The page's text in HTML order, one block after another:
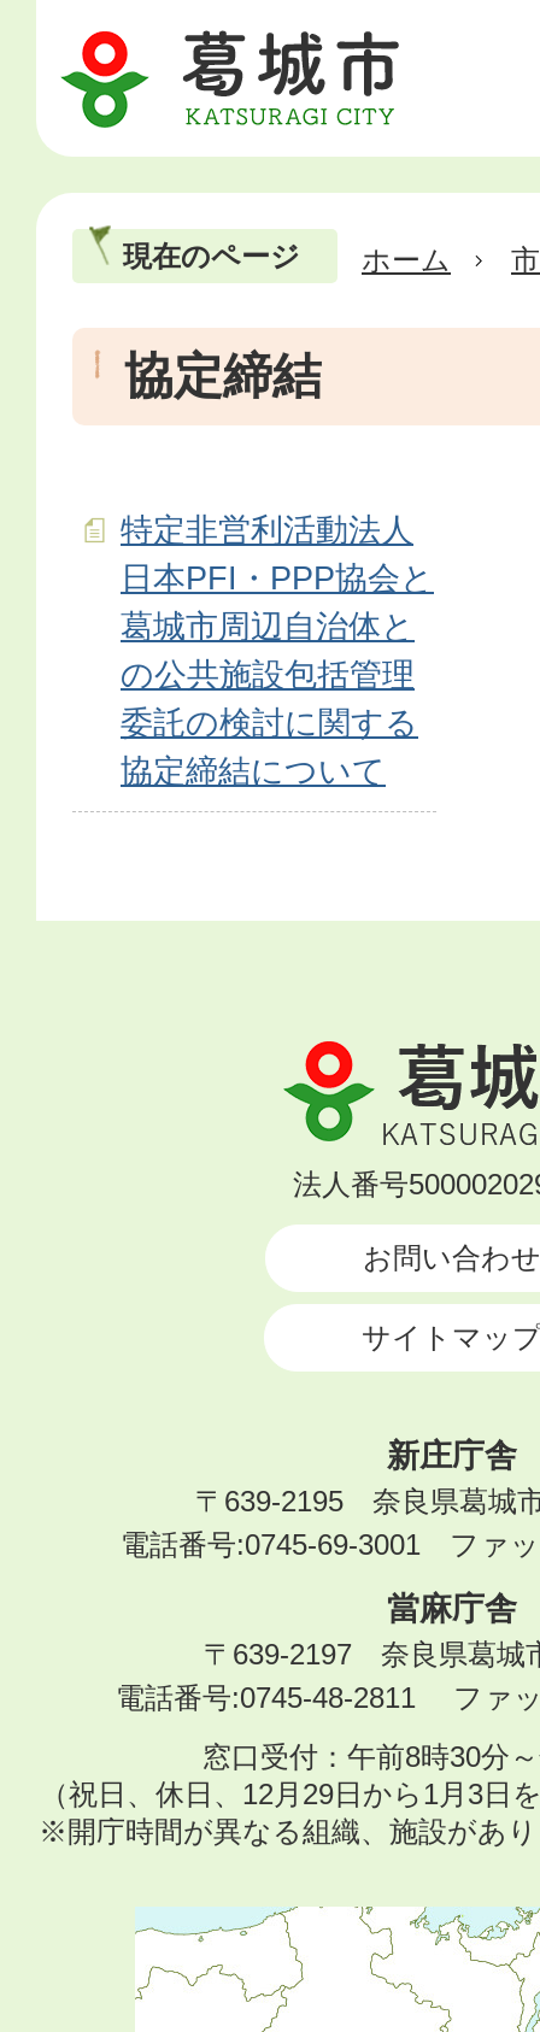
現在のページ ホーム
協定締結
特定非営利活動法人
日本PFI・PPP協会と
葛城市周辺自治体と
の公共施設包括管理
委託の検討に関する
協定締結について
葛
城
市
KATSURAGI
法人番号
お問い合わせ
サイトマッ
新庄庁舎
〒639-2195 奈良県葛城
電話番号:0745-69-3001 ファ
當麻庁舎
〒639-2197 奈良県葛城
電話番号:0745-48-2811 ファ
窓口受付：午前8時30分
（祝日、休日、12月29日から1月3日
※開庁時間が異なる組織、施設があ